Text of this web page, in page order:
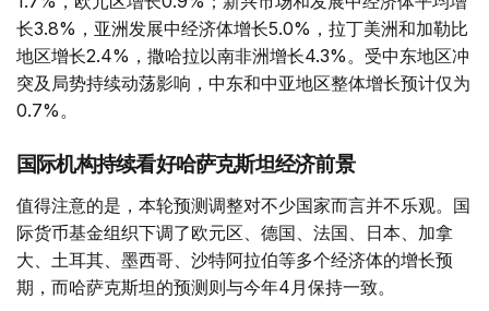
长3.8%，亚洲发展中经济体增长5.0%，拉丁美洲和加勒比
地区增长2.4%，撒哈拉以南非洲增长4.3%。受中东地区冲
突及局势持续动荡影响，中东和中亚地区整体增长预计仅为
0.7%。
国际机构持续看好哈萨克斯坦经济前景
值得注意的是，本轮预测调整对不少国家而言并不乐观。国
际货币基金组织下调了欧元区、德国、法国、日本、加拿
大、土耳其、墨西哥、沙特阿拉伯等多个经济体的增长预
期，而哈萨克斯坦的预测则与今年4月保持一致。